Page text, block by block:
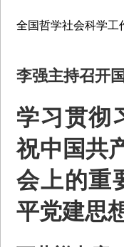
全国哲学社会科学工
李强主持召开
学习贯彻
祝中国共
会上的重
平党建思